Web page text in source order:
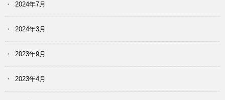
2024年7月
2024年3月
2023年9月
2023年4月